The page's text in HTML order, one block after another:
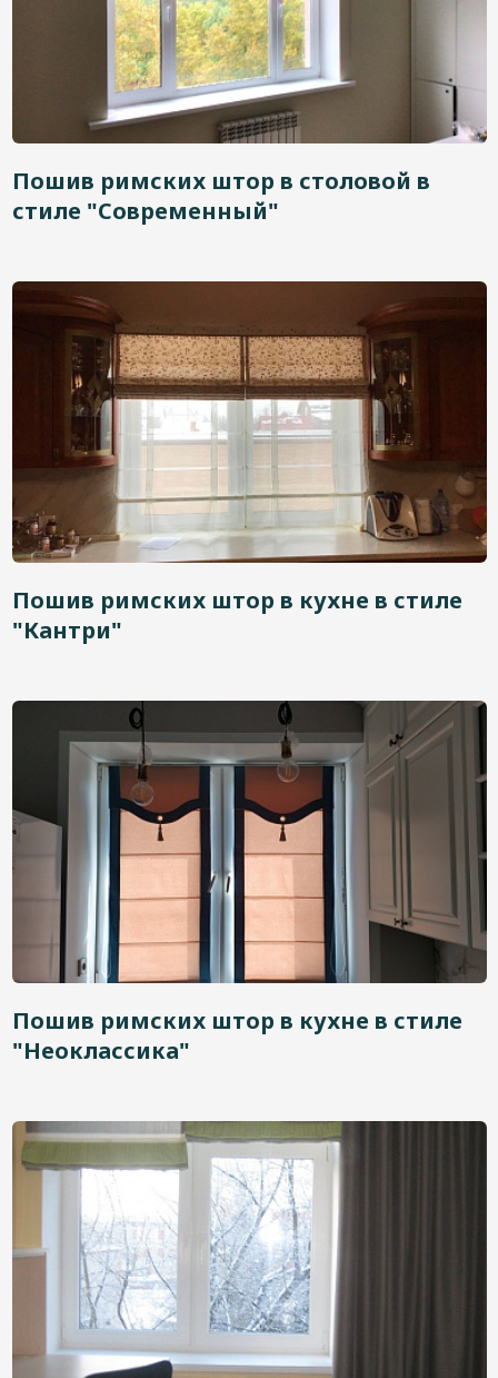
Пошив римских штор в столовой в
стиле "Современный"
Пошив римских штор в кухне в стиле
"Кантри"
Пошив римских штор в кухне в стиле
"Неоклассика"